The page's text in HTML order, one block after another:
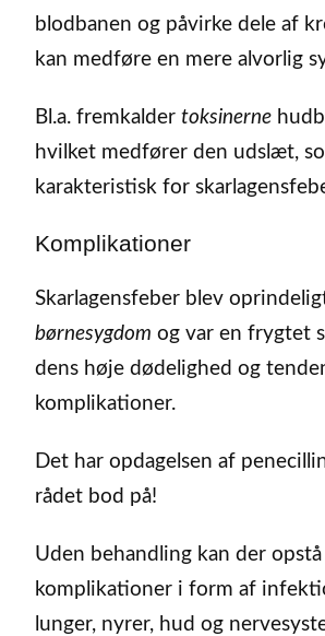
blodbanen og påvirke dele af
kan medføre en mere alvorlig
Bl.a. fremkalder toksinerne
hvilket medfører den udslæt,
karakteristisk for
Komplikationer
Skarlagensfeber blev
børnesygdom og var en frygtet
dens høje dødelighed og
komplikationer.
Det har opdagelsen af
rådet bod på!
Uden behandling kan der
komplikationer i form af
lunger, nyrer, hud og